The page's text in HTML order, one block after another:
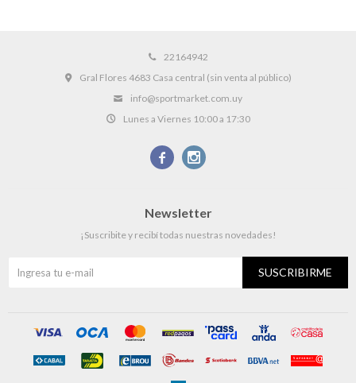
22164942
Gral Flores 4683 Casa central (sin venta al público)
info@sportmarket.com.uy
Lunes a Viernes 10:00 a 17:30
 
Newsletter
¡Suscribite y recibí todas nuestras novedades!
SUSCRIBIRME